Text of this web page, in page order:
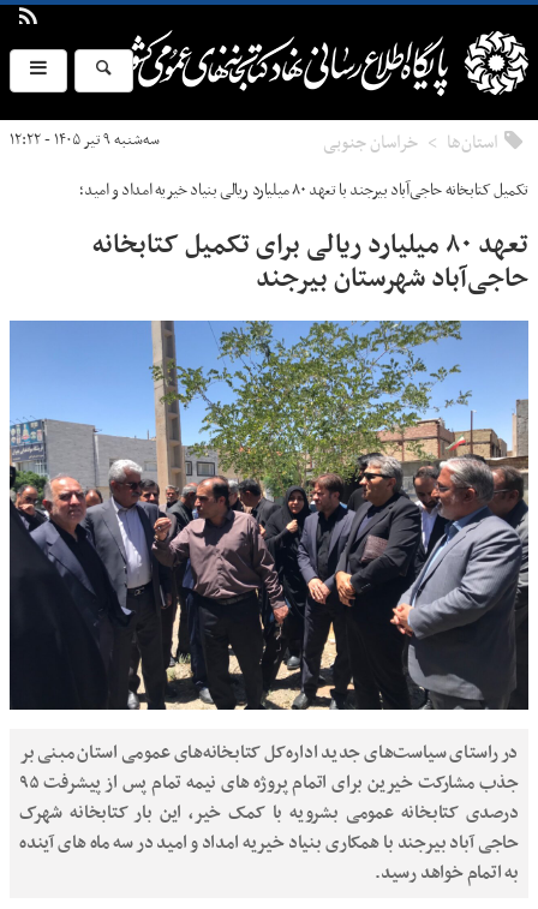
استان‌ها خراسان جنوبی سه‌شنبه ۹ تیر ۱۴۰۵ - ۱۲:۲۲
تکمیل کتابخانه حاجی‌آباد بیرجند با تعهد ۸۰ میلیارد ریالی بنیاد خیریه امداد و امید؛
تعهد ۸۰ میلیارد ریالی برای تکمیل کتابخانه
حاجی‌آباد شهرستان بیرجند
در راستای سیاست‌های جدید اداره‌کل کتابخانه‌های عمومی استان مبنی بر
جذب مشارکت خیرین برای اتمام پروژه های نیمه تمام پس از پیشرفت ۹۵
درصدی کتابخانه عمومی بشرویه با کمک خیر، این بار کتابخانه شهرک
حاجی آباد بیرجند با همکاری بنیاد خیریه امداد و امید در سه ماه های آینده
به اتمام خواهد رسید.